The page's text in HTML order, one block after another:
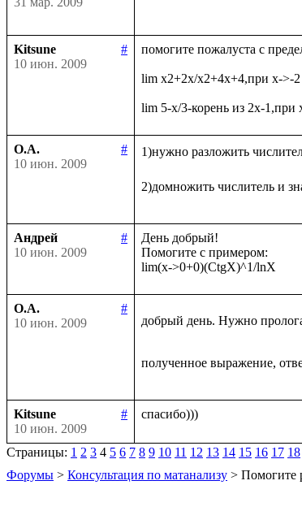
Kitsune
#
10 июн. 2009
помогите пожалуста с
lim x2+2x/x2+4x+4,при x->-2
О.А.
#
10 июн. 2009
1)нужно разложить
2)домножить числитель и
Андрей
#
10 июн. 2009
День добрый!
Помогите с примером:
О.А.
#
10 июн. 2009
добрый день. Нужно
полученное выражение,
Kitsune
#
10 июн. 2009
Страницы: 1 2 3 4 5 6 7 8 9 10 11 12 13 14 15 16 17 18
Форумы > Консультация по матанализу > Помогите